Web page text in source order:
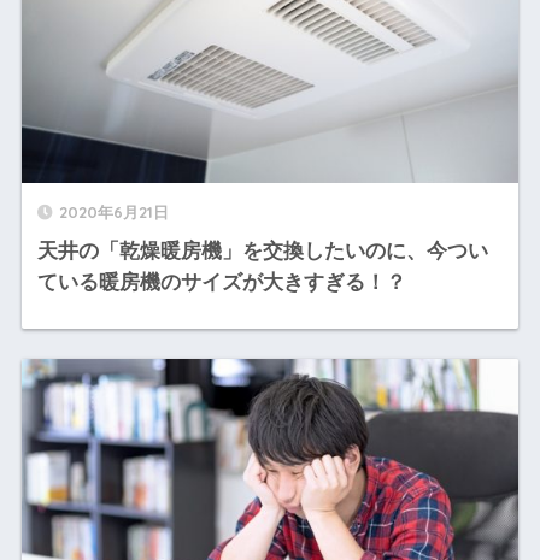
2020年6月21日
天井の「乾燥暖房機」を交換したいのに、今つい
ている暖房機のサイズが大きすぎる！？